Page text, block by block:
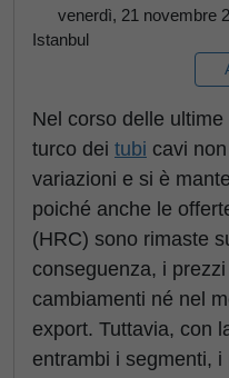
venerdì, 21 novembre
Istanbul
Nel corso delle
turco dei tubi cavi
variazioni e si è
poiché anche le
(HRC) sono rimaste
conseguenza, i
cambiamenti né nel
export. Tuttavia, con
entrambi i segmenti, i